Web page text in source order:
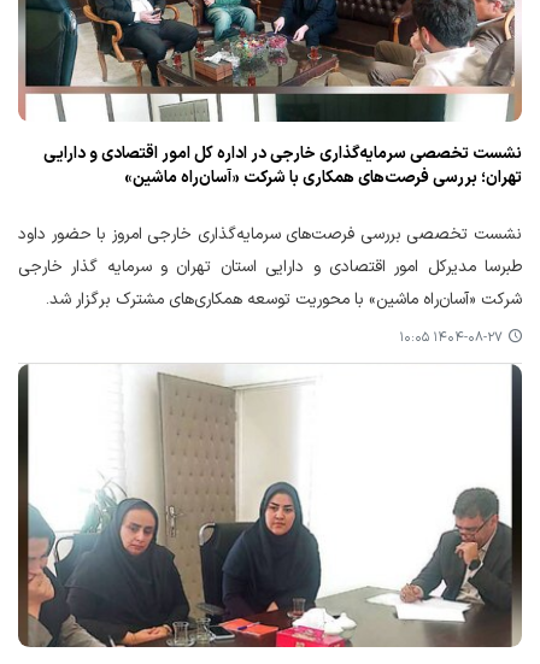
نشست تخصصی سرمایه‌گذاری خارجی در اداره کل امور اقتصادی و دارایی
تهران؛ بررسی فرصت‌های همکاری با شرکت «آسان‌راه ماشین»
نشست تخصصی بررسی فرصت‌های سرمایه‌گذاری خارجی امروز با حضور داود
طبرسا مدیرکل امور اقتصادی و دارایی استان تهران و سرمایه گذار خارجی
شرکت «آسان‌راه ماشین» با محوریت توسعه همکاری‌های مشترک برگزار شد.
۱۴۰۴-۰۸-۲۷ ۱۰:۰۵